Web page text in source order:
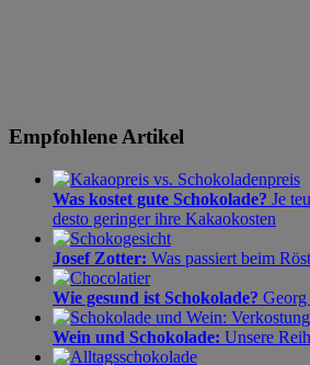
Empfohlene Artikel
Was kostet gute Schokolade? Je
desto geringer ihre Kakaokosten
Josef Zotter: Was passiert beim
Wie gesund ist Schokolade?
Wein und Schokolade: Unsere